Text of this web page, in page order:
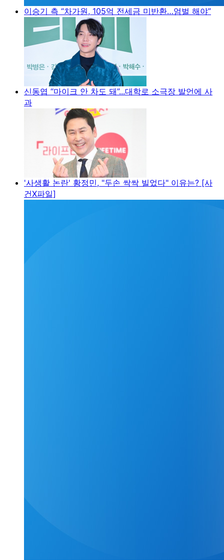
이승기 측 “차가원, 105억 전세금 미반환…엄벌 해야”
신동엽 “마이크 안 차도 돼”...대학로 소극장 발언에 사
과
'사생활 논란' 황정민, "두손 싹싹 빌었다" 이유는? [사
건X파일]